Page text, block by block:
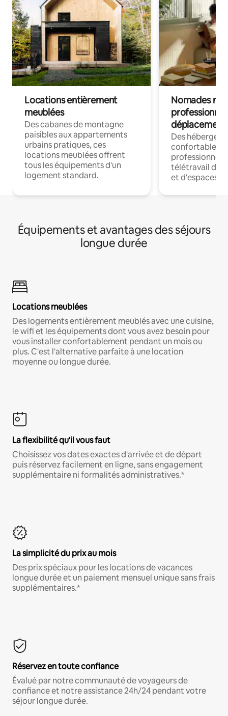
Locations entièrement
meublées
Des cabanes de montagne
paisibles aux appartements
urbains pratiques, ces
locations meublées offrent
tous les équipements d'un
logement standard.
Nomades
déplacement
Des
confortables
professionnels
télétravail
et d'espaces
Équipements et avantages des séjours
longue durée
Locations meublées
Des logements entièrement meublés avec une cuisine,
le wifi et les équipements dont vous avez besoin pour
vous installer confortablement pendant un mois ou
plus. C'est l'alternative parfaite à une location
moyenne ou longue durée.
La flexibilité qu'il vous faut
Choisissez vos dates exactes d'arrivée et de départ
puis réservez facilement en ligne, sans engagement
supplémentaire ni formalités administratives.*
La simplicité du prix au mois
Des prix spéciaux pour les locations de vacances
longue durée et un paiement mensuel unique sans frais
supplémentaires.*
Réservez en toute confiance
Évalué par notre communauté de voyageurs de
confiance et notre assistance 24h/24 pendant votre
séjour longue durée.